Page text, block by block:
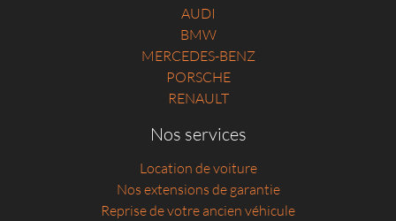
AUDI
BMW
MERCEDES-BENZ
PORSCHE
RENAULT
Nos services
Location de voiture
Nos extensions de garantie
Reprise de votre ancien véhicule